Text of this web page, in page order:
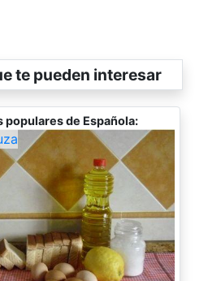
te pueden interesar
populares de Española: